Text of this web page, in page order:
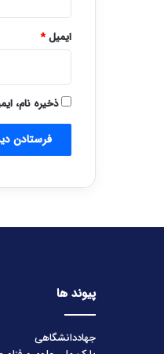
ایمیل*
ذخیره نام،
پیوند ها
جهاددانشگاهی